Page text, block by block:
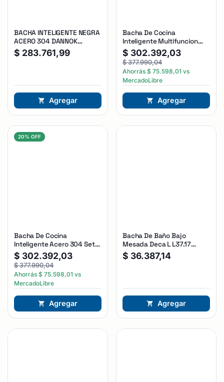
BACHA INTELIGENTE NEGRA
ACERO 304 DANNOK
(PUBLI2) CUOTAS
$ 283.761,99
Agregar
Bacha De Cocina
Inteligente Multifuncion
Acero 304 Dannok Negro
$ 302.392,03
$377.990,04
Ahorrás $ 75.598,01 vs
MercadoLibre
Agregar
20% OFF
Bacha De Cocina
Inteligente Acero 304 Set
Grifería Negra Negro
$ 302.392,03
$377.990,04
Ahorrás $ 75.598,01 vs
MercadoLibre
Agregar
Bacha De Baño Bajo
Mesada Deca L L37.17
Blanco 37.5cm X 48.5cm
16cm De Alto
$ 36.387,14
Agregar